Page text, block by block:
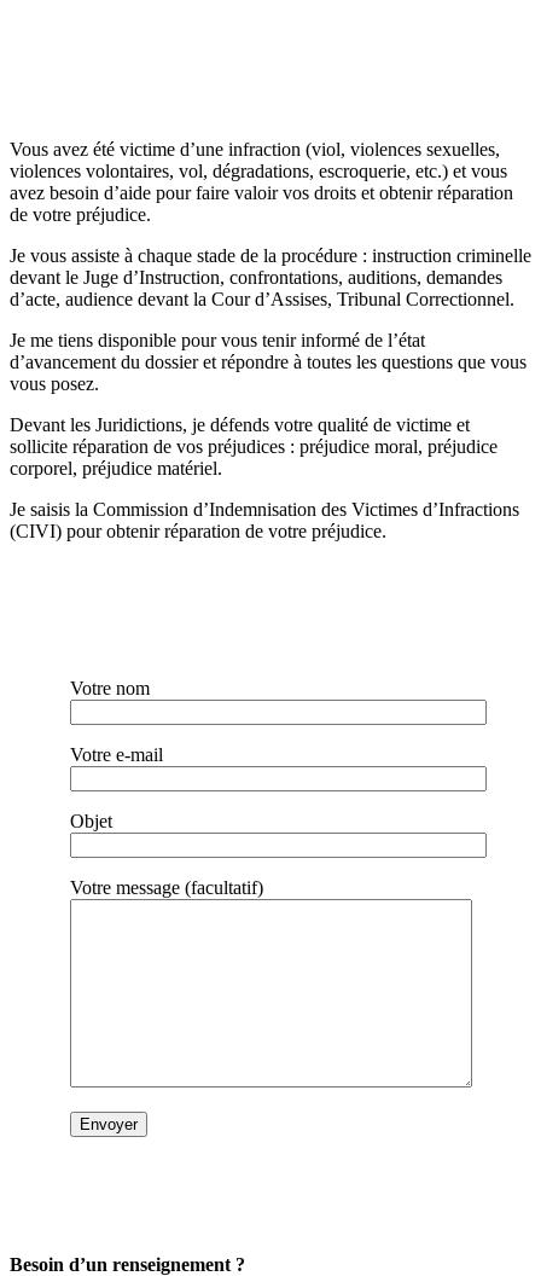
Vous avez été victime d’une infraction (viol, violences sexuelles,
violences volontaires, vol, dégradations, escroquerie, etc.) et vous
avez besoin d’aide pour faire valoir vos droits et obtenir réparation
de votre préjudice.
Je vous assiste à chaque stade de la procédure : instruction criminelle
devant le Juge d’Instruction, confrontations, auditions, demandes
d’acte, audience devant la Cour d’Assises, Tribunal Correctionnel.
Je me tiens disponible pour vous tenir informé de l’état
d’avancement du dossier et répondre à toutes les questions que vous
vous posez.
Devant les Juridictions, je défends votre qualité de victime et
sollicite réparation de vos préjudices : préjudice moral, préjudice
corporel, préjudice matériel.
Je saisis la Commission d’Indemnisation des Victimes d’Infractions
(CIVI) pour obtenir réparation de votre préjudice.
Votre nom
Votre e-mail
Objet
Votre message (facultatif)
Besoin d’un renseignement ?